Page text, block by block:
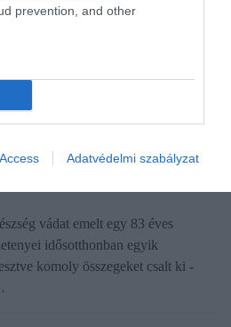
prevention, and other
Adatvédelmi szabályzat
az idősotthon 83 éves
vádat emelt egy 83 éves
idősotthonban egyik
komoly összegeket csalt ki -